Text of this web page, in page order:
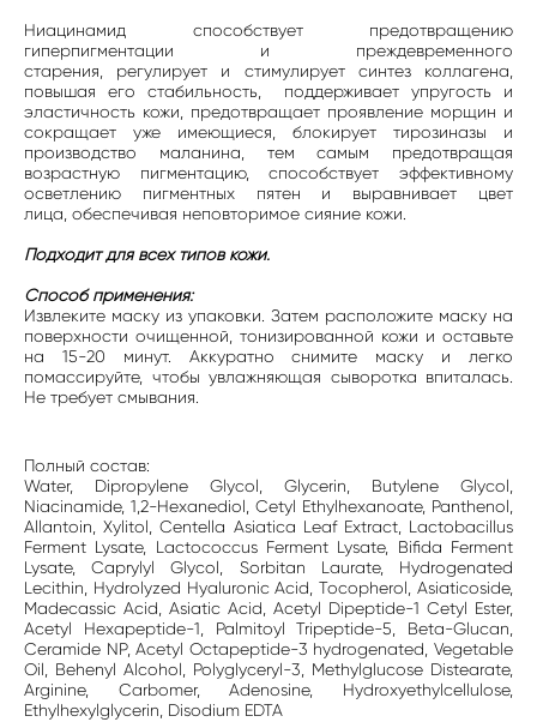
Ниацинамид способствует предотвращению
гиперпигментации и преждевременного
старения, регулирует и стимулирует синтез коллагена,
повышая его стабильность, поддерживает упругость и
эластичность кожи, предотвращает проявление морщин и
сокращает уже имеющиеся, блокирует тирозиназы и
производство маланина, тем самым предотвращая
возрастную пигментацию, способствует эффективному
осветлению пигментных пятен и выравнивает цвет
лица, обеспечивая неповторимое сияние кожи.
Подходит для всех типов кожи.
Способ применения:
Извлеките маску из упаковки. Затем расположите маску на
поверхности очищенной, тонизированной кожи и оставьте
на 15-20 минут. Аккуратно снимите маску и легко
помассируйте, чтобы увлажняющая сыворотка впиталась.
Не требует смывания.
Полный состав:
Water, Dipropylene Glycol, Glycerin, Butylene Glycol,
Niacinamide, 1,2-Hexanediol, Cetyl Ethylhexanoate, Panthenol,
Allantoin, Xylitol, Centella Asiatica Leaf Extract, Lactobacillus
Ferment Lysate, Lactococcus Ferment Lysate, Bifida Ferment
Lysate, Caprylyl Glycol, Sorbitan Laurate, Hydrogenated
Lecithin, Hydrolyzed Hyaluronic Acid, Tocopherol, Asiaticoside,
Madecassic Acid, Asiatic Acid, Acetyl Dipeptide-1 Cetyl Ester,
Acetyl Hexapeptide-1, Palmitoyl Tripeptide-5, Beta-Glucan,
Ceramide NP, Acetyl Octapeptide-3 hydrogenated, Vegetable
Oil, Behenyl Alcohol, Polyglyceryl-3, Methylglucose Distearate,
Arginine, Carbomer, Adenosine, Hydroxyethylcellulose,
Ethylhexylglycerin, Disodium EDTA